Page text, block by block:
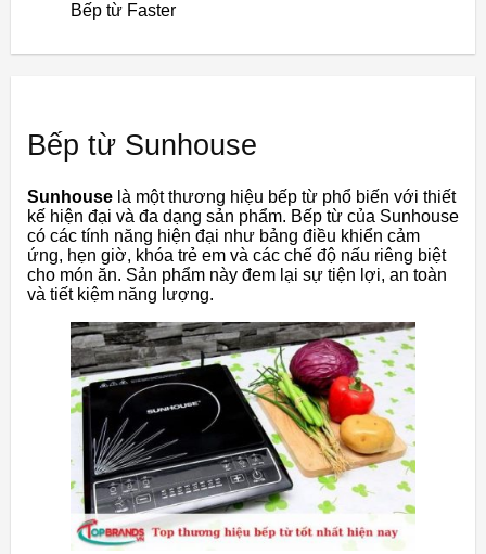
Bếp từ Faster
Bếp từ Sunhouse
Sunhouse là một thương hiệu bếp từ phổ biến với thiết
kế hiện đại và đa dạng sản phẩm. Bếp từ của Sunhouse
có các tính năng hiện đại như bảng điều khiển cảm
ứng, hẹn giờ, khóa trẻ em và các chế độ nấu riêng biệt
cho món ăn. Sản phẩm này đem lại sự tiện lợi, an toàn
và tiết kiệm năng lượng.